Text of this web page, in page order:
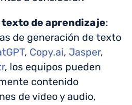
texto de aprendizaje:
de generación de texto
, Copy.ai, Jasper,
, los equipos pueden
contenido
de video y audio,